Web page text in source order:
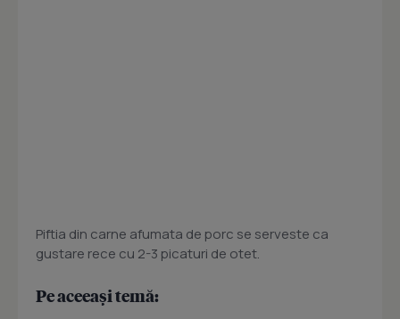
Piftia din carne afumata de porc se serveste ca
gustare rece cu 2-3 picaturi de otet.
Pe aceeași temă: